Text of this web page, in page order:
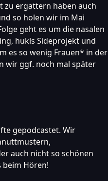
zu ergattern haben auch
so holen wir im Mai
geht es um die nasalen
hukls Sideprojekt und
es so wenig Frauen* in der
wir ggf. noch mal später
gepodcastet. Wir
auch nicht so schönen
beim Hören!